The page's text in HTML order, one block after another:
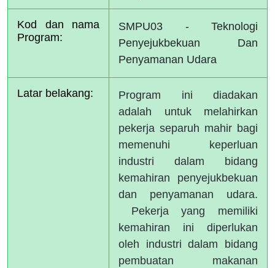
Kod dan nama
Program:
SMPU03 - Teknologi
Penyejukbekuan Dan
Penyamanan Udara
Latar belakang:
Program ini diadakan
adalah untuk melahirkan
pekerja separuh mahir bagi
memenuhi keperluan
industri dalam bidang
kemahiran penyejukbekuan
dan penyamanan udara.
Pekerja yang memiliki
kemahiran ini diperlukan
oleh industri dalam bidang
pembuatan makanan